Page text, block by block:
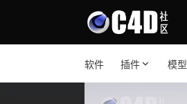
软件 插件 模型